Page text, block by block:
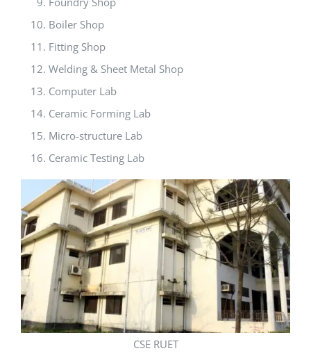
Boiler Shop
Fitting Shop
Welding & Sheet Metal Shop
Computer Lab
Ceramic Forming Lab
Micro-structure Lab
Ceramic Testing Lab
CSE RUET